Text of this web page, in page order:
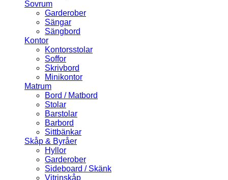
Sovrum
Garderober
Sängar
Sängbord
Kontor
Kontorsstolar
Soffor
Skrivbord
Minikontor
Matrum
Bord / Matbord
Stolar
Barstolar
Barbord
Sittbänkar
Skåp & Byråer
Hyllor
Garderober
Sideboard / Skänk
Vitrinskåp